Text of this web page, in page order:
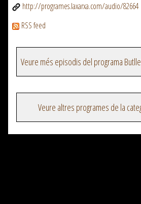
http://programes.laxarxa.com/audio/82664
RSS feed
Veure altres programes de la